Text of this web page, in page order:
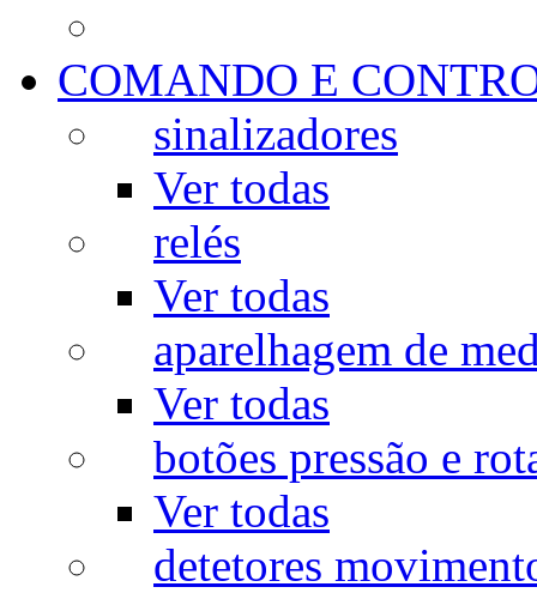
COMANDO E
sinalizadores
Ver todas
relés
Ver todas
aparelhagem de
Ver todas
botões pressão e
Ver todas
detetores